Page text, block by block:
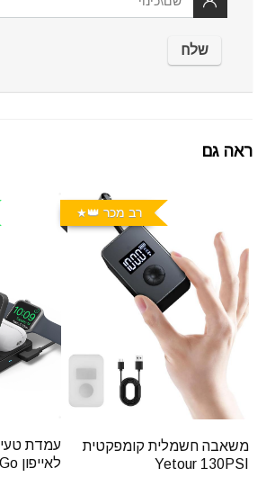
ראה גם
רב מכר 👑
משאבה חשמלית קומפקטית
Yetour 130PSI
לאייפון Anker MagGo